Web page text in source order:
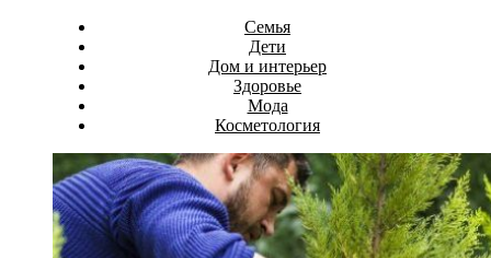
Семья
Дети
Дом и интерьер
Здоровье
Мода
Косметология